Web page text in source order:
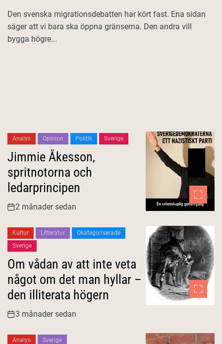
Den svenska migrationsdebatten har kört fast. Ena sidan
säger att vi bara ska öppna gränserna. Den andra vill
bygga högre...
Analys Opinion Politik Sverige
Jimmie Åkesson,
spritnotorna och
ledarprincipen
2 månader sedan
Kultur Litteratur
Okategoriserade
Sverige
Om vådan av att inte veta
något om det man hyllar –
den illiterata högern
3 månader sedan
Analys Sverige